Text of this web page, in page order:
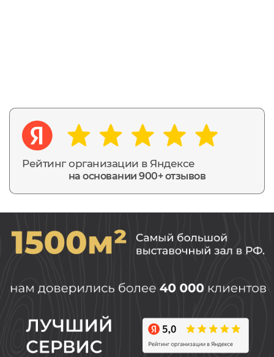
Рейтинг организации в Яндексе
на основании 900+ отзывов